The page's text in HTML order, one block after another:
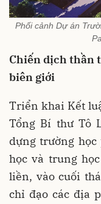
Phối cảnh Dự án
Chiến dịch thần
biên giới
Triển khai Kết
Tổng Bí thư Tô
dựng trường
học và trung
liền, vào cuối
chỉ đạo các địa